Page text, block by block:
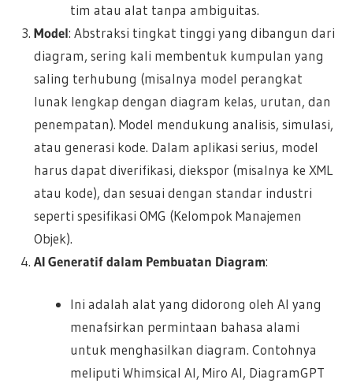
tim atau alat tanpa ambiguitas.
Model: Abstraksi tingkat tinggi yang dibangun dari
diagram, sering kali membentuk kumpulan yang
saling terhubung (misalnya model perangkat
lunak lengkap dengan diagram kelas, urutan, dan
penempatan). Model mendukung analisis, simulasi,
atau generasi kode. Dalam aplikasi serius, model
harus dapat diverifikasi, diekspor (misalnya ke XML
atau kode), dan sesuai dengan standar industri
seperti spesifikasi OMG (Kelompok Manajemen
Objek).
AI Generatif dalam Pembuatan Diagram:
Ini adalah alat yang didorong oleh AI yang
menafsirkan permintaan bahasa alami
untuk menghasilkan diagram. Contohnya
meliputi Whimsical AI, Miro AI, DiagramGPT